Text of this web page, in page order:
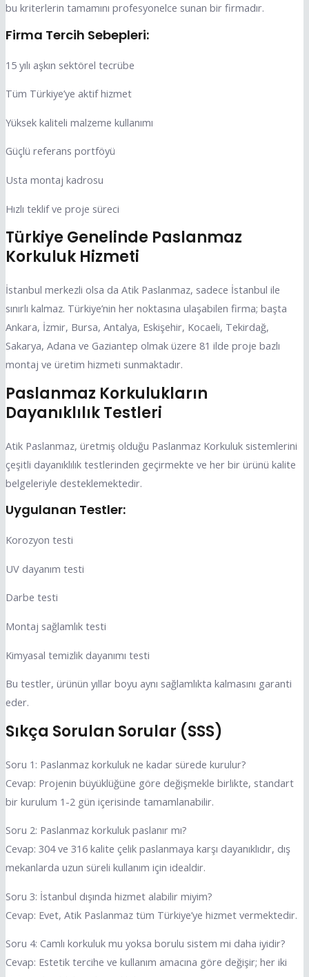
bu kriterlerin tamamını profesyonelce sunan bir firmadır.
Firma Tercih Sebepleri:
15 yılı aşkın sektörel tecrübe
Tüm Türkiye’ye aktif hizmet
Yüksek kaliteli malzeme kullanımı
Güçlü referans portföyü
Usta montaj kadrosu
Hızlı teklif ve proje süreci
Türkiye Genelinde Paslanmaz
Korkuluk Hizmeti
İstanbul merkezli olsa da Atik Paslanmaz, sadece İstanbul ile
sınırlı kalmaz. Türkiye’nin her noktasına ulaşabilen firma; başta
Ankara, İzmir, Bursa, Antalya, Eskişehir, Kocaeli, Tekirdağ,
Sakarya, Adana ve Gaziantep olmak üzere 81 ilde proje bazlı
montaj ve üretim hizmeti sunmaktadır.
Paslanmaz Korkulukların
Dayanıklılık Testleri
Atik Paslanmaz, üretmiş olduğu Paslanmaz Korkuluk sistemlerini
çeşitli dayanıklılık testlerinden geçirmekte ve her bir ürünü kalite
belgeleriyle desteklemektedir.
Uygulanan Testler:
Korozyon testi
UV dayanım testi
Darbe testi
Montaj sağlamlık testi
Kimyasal temizlik dayanımı testi
Bu testler, ürünün yıllar boyu aynı sağlamlıkta kalmasını garanti
eder.
Sıkça Sorulan Sorular (SSS)
Soru 1: Paslanmaz korkuluk ne kadar sürede kurulur?
Cevap: Projenin büyüklüğüne göre değişmekle birlikte, standart
bir kurulum 1-2 gün içerisinde tamamlanabilir.
Soru 2: Paslanmaz korkuluk paslanır mı?
Cevap: 304 ve 316 kalite çelik paslanmaya karşı dayanıklıdır, dış
mekanlarda uzun süreli kullanım için idealdir.
Soru 3: İstanbul dışında hizmet alabilir miyim?
Cevap: Evet, Atik Paslanmaz tüm Türkiye’ye hizmet vermektedir.
Soru 4: Camlı korkuluk mu yoksa borulu sistem mi daha iyidir?
Cevap: Estetik tercihe ve kullanım amacına göre değişir; her iki